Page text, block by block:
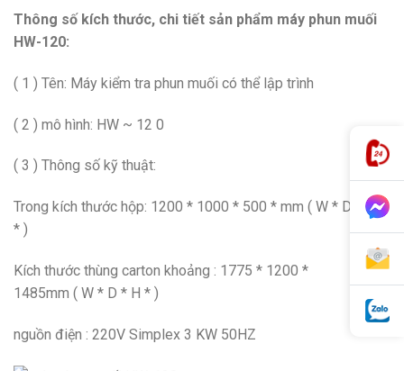
Thông số kích thước, chi tiết sản phẩm máy phun muối
HW-120:
( 1 ) Tên: Máy kiểm tra phun muối có thể lập trình
( 2 ) mô hình: HW ~ 12 0
( 3 ) Thông số kỹ thuật:
Trong kích thước hộp: 1200 * 1000 * 500 * mm ( W * D * H
* )
Kích thước thùng carton khoảng : 1775 * 1200 *
1485mm ( W * D * H * )
nguồn điện : 220V Simplex 3 KW 50HZ